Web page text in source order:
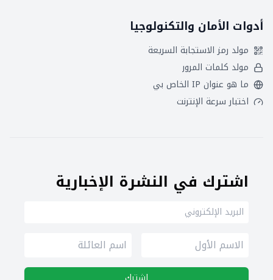
أدوات الأمان والتكنولوجيا
مولد رمز الاستجابة السريعة
مولد كلمات المرور
ما هو عنوان IP الخاص بي
اختبار سرعة الإنترنت
اشترك في النشرة الإخبارية